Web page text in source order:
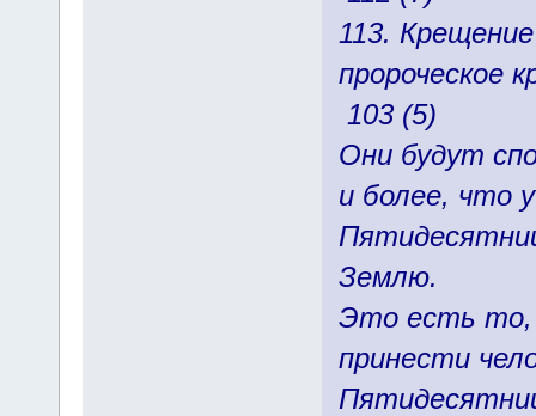
113.
пророческое
103 (5)
Они будут
и более, что
Землю.
Это есть то,
принести